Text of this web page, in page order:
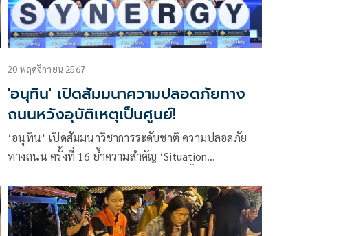
20 พฤศจิกายน 2567
'อนุทิน' เปิดสัมมนาความปลอดภัยทาง
ถนนหวังอุบัติเหตุเป็นศูนย์!
‘อนุทิน’ เปิดสัมมนาวิชาการระดับชาติ ความปลอดภัย
ทางถนน ครั้งที่ 16 ย้ำความสำคัญ ‘Situation
อุบัติเหตุให้เป็นศูนย์ เพราะหนึ่งชีวิตก็เป็นเกรดเอฟแล้ว